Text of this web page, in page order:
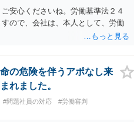
安心くださいね。労働基準法２４
ので、会社は、本人として、労働
の危険を伴うアポなし来
れました。
#問題社員の対応 #労働審判